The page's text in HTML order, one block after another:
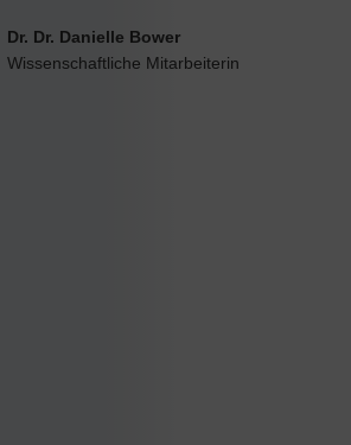
Dr. Dr. Danielle Bower
Wissenschaftliche Mitarbeiterin